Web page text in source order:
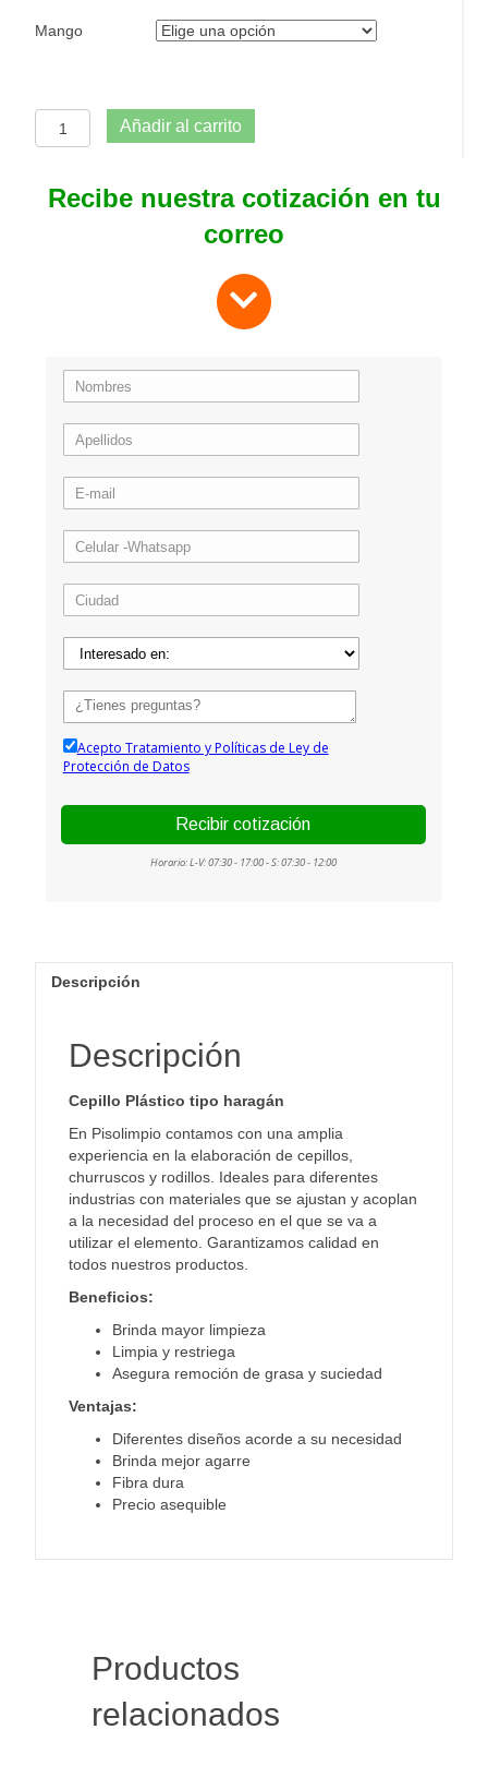
Mango
Cepillo
plástico
haragán
cantidad
Añadir al carrito
Recibe nuestra cotización en tu
correo
Descripción
Descripción
Cepillo Plástico tipo haragán
En Pisolimpio contamos con una amplia
experiencia en la elaboración de cepillos,
churruscos y rodillos. Ideales para diferentes
industrias con materiales que se ajustan y acoplan
a la necesidad del proceso en el que se va a
utilizar el elemento. Garantizamos calidad en
todos nuestros productos.
Beneficios:
Brinda mayor limpieza
Limpia y restriega
Asegura remoción de grasa y suciedad
Ventajas:
Diferentes diseños acorde a su necesidad
Brinda mejor agarre
Fibra dura
Precio asequible
Productos
relacionados